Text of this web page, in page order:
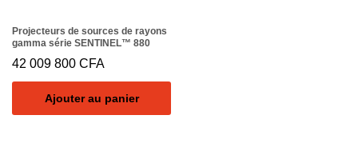
Projecteurs de sources de rayons
gamma série SENTINEL™ 880
42 009 800 CFA
Ajouter au panier